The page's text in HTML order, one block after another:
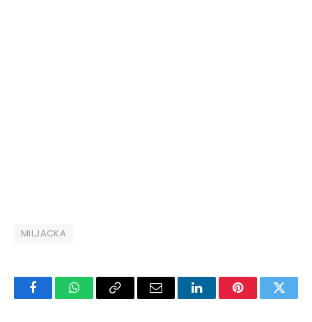
MILJACKA
FacebookWhatsAppCopy
Email LinkedInPinterest